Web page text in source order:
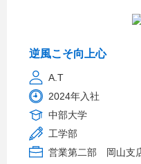
逆風こそ向上心
A.T
2024年入社
中部大学
工学部
営業第二部 岡山支